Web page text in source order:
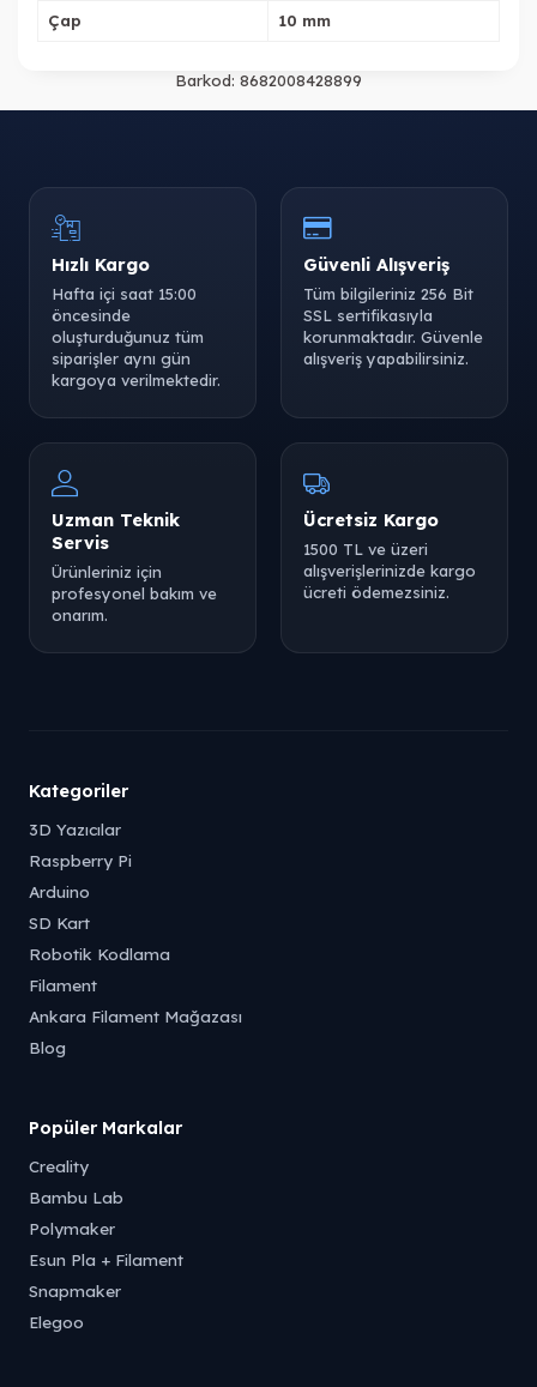
Çap 10 mm
Barkod: 8682008428899
Hızlı Kargo
Hafta içi saat 15:00
öncesinde
oluşturduğunuz tüm
siparişler aynı gün
kargoya verilmektedir.
Güvenli Alışveriş
Tüm bilgileriniz 256 Bit
SSL sertifikasıyla
korunmaktadır. Güvenle
alışveriş yapabilirsiniz.
Uzman Teknik
Servis
Ürünleriniz için
profesyonel bakım ve
onarım.
Ücretsiz Kargo
1500 TL ve üzeri
alışverişlerinizde kargo
ücreti ödemezsiniz.
Kategoriler
3D Yazıcılar
Raspberry Pi
Arduino
SD Kart
Robotik Kodlama
Filament
Ankara Filament Mağazası
Blog
Popüler Markalar
Creality
Bambu Lab
Polymaker
Esun Pla + Filament
Snapmaker
Elegoo